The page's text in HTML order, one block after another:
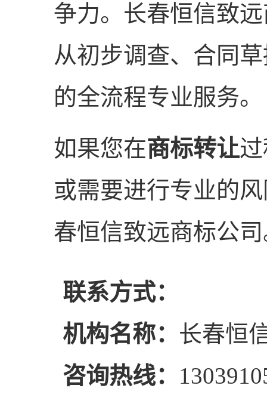
争力。长春恒信致
从初步调查、合同
的全流程专业服务。
如果您在商标转让
或需要进行专业的
春恒信致远商标公
联系方式：
机构名称： 长春恒
咨询热线：